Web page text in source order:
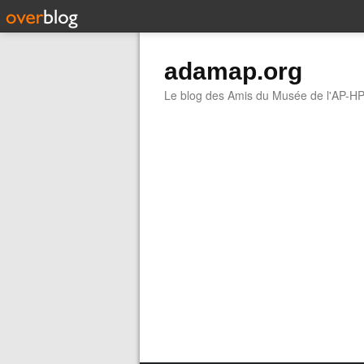
adamap.org
Le blog des Amis du Musée de l'AP-HP